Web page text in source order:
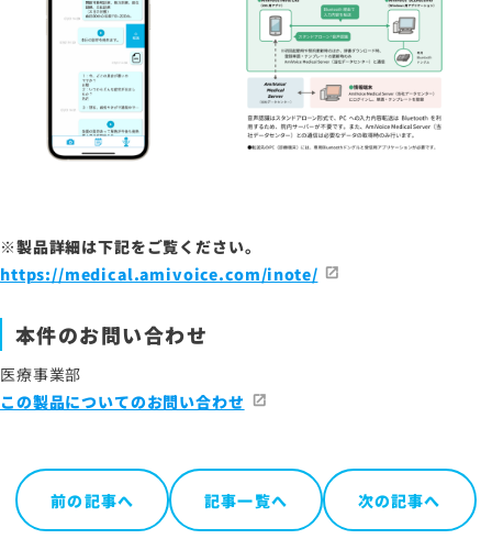
※製品詳細は下記をご覧ください。
https://medical.amivoice.com/inote/
本件のお問い合わせ
医療事業部
この製品についてのお問い合わせ
前の記事へ 記事一覧へ 次の記事へ